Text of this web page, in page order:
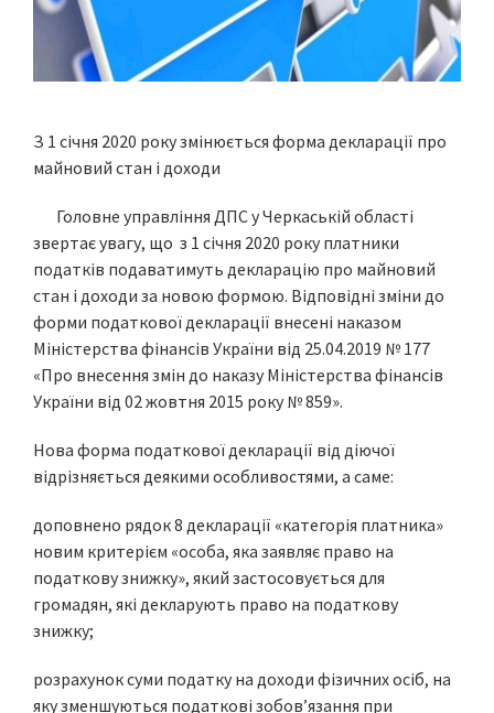
З 1 січня 2020 року змінюється форма декларації про
майновий стан і доходи
Головне управління ДПС у Черкаській області
звертає увагу, що з 1 січня 2020 року платники
податків подаватимуть декларацію про майновий
стан і доходи за новою формою. Відповідні зміни до
форми податкової декларації внесені наказом
Міністерства фінансів України від 25.04.2019 № 177
«Про внесення змін до наказу Міністерства фінансів
України від 02 жовтня 2015 року № 859».
Нова форма податкової декларації від діючої
відрізняється деякими особливостями, а саме:
доповнено рядок 8 декларації «категорія платника»
новим критерієм «особа, яка заявляє право на
податкову знижку», який застосовується для
громадян, які декларують право на податкову
знижку;
розрахунок суми податку на доходи фізичних осіб, на
яку зменшуються податкові зобов’язання при